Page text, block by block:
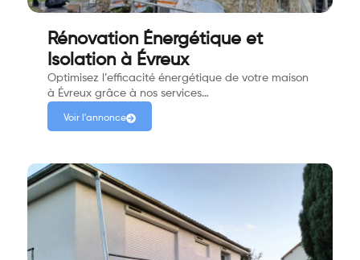
Rénovation Énergétique et
Isolation à Évreux
Optimisez l’efficacité énergétique de votre maison
à Évreux grâce à nos services…
Voir l'annonce